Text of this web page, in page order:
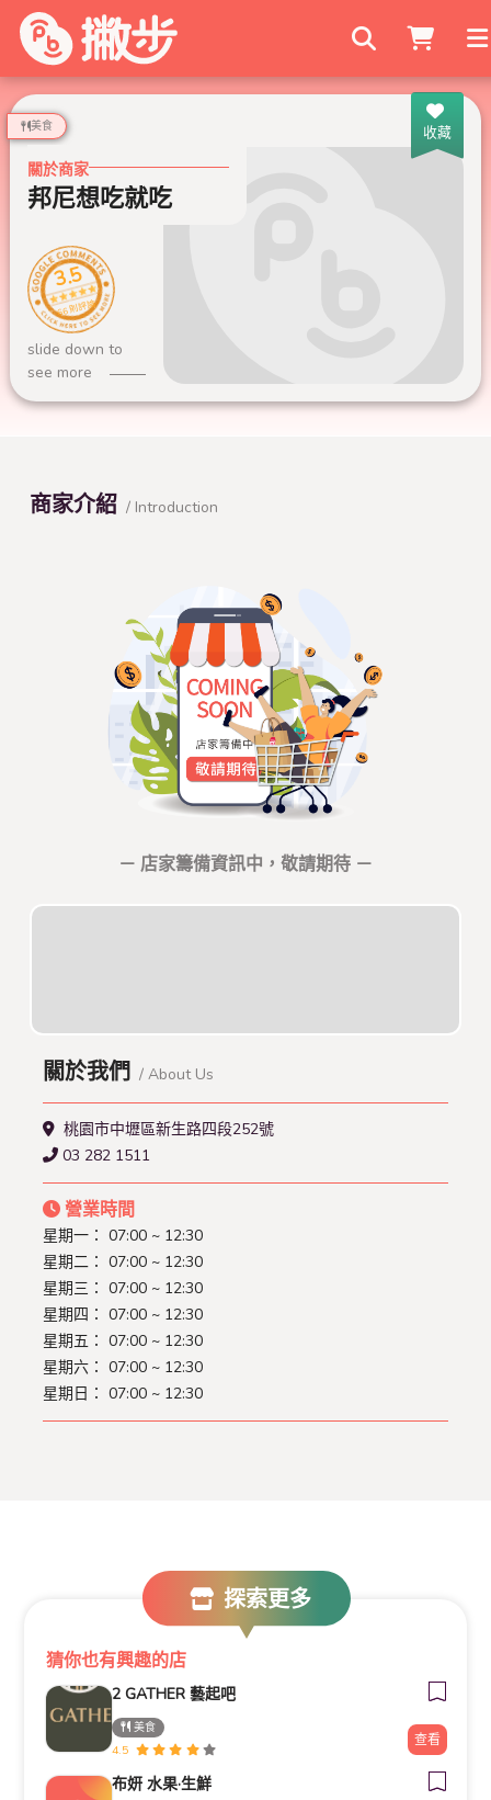
搜尋商家
收藏
美食
關於商家
邦尼想吃就吃
3.5
66 則評論
slide down to
see more
商家介紹 / Introduction
－ 店家籌備資訊中，敬請期待 －
關於我們 / About Us
桃園市中壢區新生路四段252號
03 282 1511
營業時間
星期一： 07:00 ~ 12:30
星期二： 07:00 ~ 12:30
星期三： 07:00 ~ 12:30
星期四： 07:00 ~ 12:30
星期五： 07:00 ~ 12:30
星期六： 07:00 ~ 12:30
星期日： 07:00 ~ 12:30
探索更多
猜你也有興趣的店
2 GATHER 藝起吧
美食
4.5
查看
布妍 水果·生鮮